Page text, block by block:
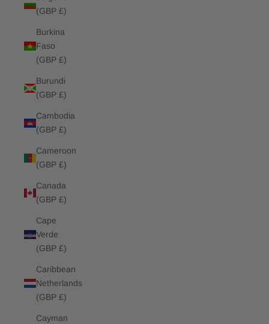
(GBP £)
Burkina
Faso
(GBP £)
Burundi
(GBP £)
Cambodia
(GBP £)
Cameroon
(GBP £)
Canada
(GBP £)
Cape
Verde
(GBP £)
Caribbean
Netherlands
(GBP £)
Cayman